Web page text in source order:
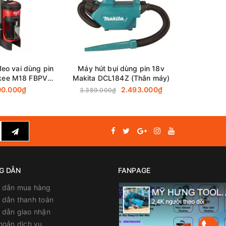
khỏe
vai dùng pin
M18 FBPV-
máy)
Máy hút bụi dùng pin 18v
Makita DCL184Z (Thân máy)
3.389.000₫ 2.493.000₫
DẪN
mua hàng
dẫn thanh toán
giao nhận
dịch vụ
FANPAGE